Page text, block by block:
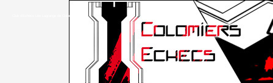
Club d’Echecs Léo Lagrange de Colomiers